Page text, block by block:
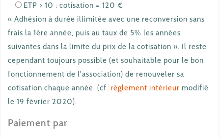
ETP > 10 : cotisation = 120 €
« Adhésion à durée illimitée avec une reconversion sans
frais la 1ère année, puis au taux de 5% les années
suivantes dans la limite du prix de la cotisation ». Il reste
cependant toujours possible (et souhaitable pour le bon
fonctionnement de l'association) de renouveler sa
cotisation chaque année. (cf. règlement intérieur modifié
le 19 février 2020).
Paiement par